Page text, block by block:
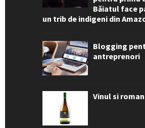
Băiatul face
un trib de indigeni din
Blogging
antreprenori
Vinul si